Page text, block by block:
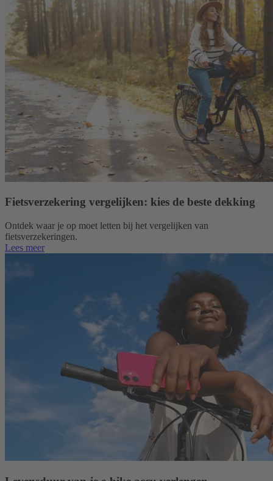
Fietsverzekering vergelijken: kies de beste dekking
Ontdek waar je op moet letten bij het vergelijken van
fietsverzekeringen.
Lees meer